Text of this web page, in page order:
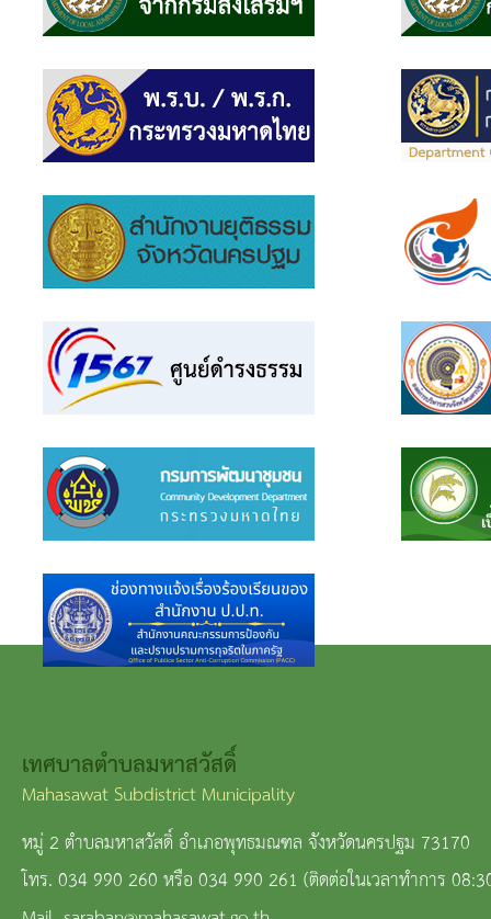
แบบสอบถาม
ความพึง
พอใจ
ติดต่อ
เทศบาลตำบลมหาสวัสดิ์
Mahasawat Subdistrict Municipality
หมู่ 2 ตำบลมหาสวัสดิ์ อำเภอพุทธมณฑล จังหวัดนครปฐม 73170
โทร. 034 990 260 หรือ 034 990 261 (ติดต่อในเวลาทำการ